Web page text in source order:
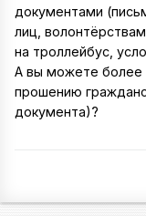
документами
лиц,
на троллейбус,
А вы можете более
прошению
документа)?